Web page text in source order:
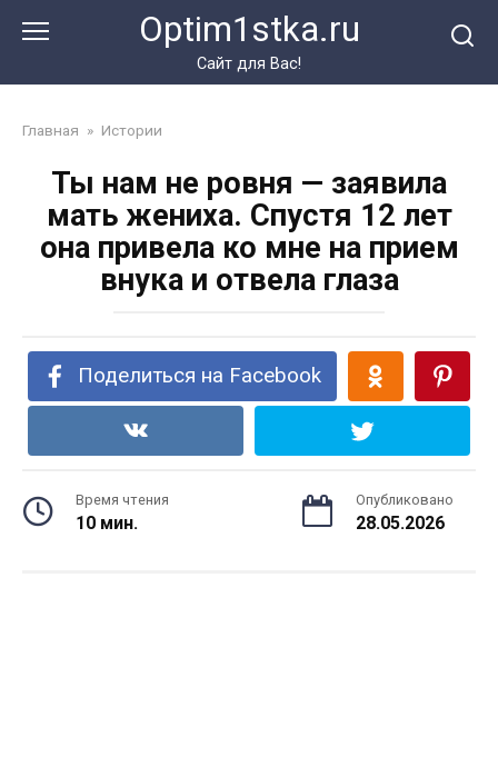
Optim1stka.ru
Сайт для Вас!
Главная » Истории
Ты нам не ровня — заявила
мать жениха. Спустя 12 лет
она привела ко мне на прием
внука и отвела глаза
Поделиться на Facebook
Время чтения
10 мин.
Опубликовано
28.05.2026